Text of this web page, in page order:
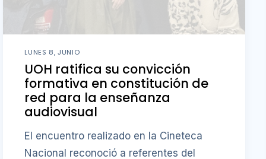
LUNES 8, JUNIO
UOH ratifica su convicción
formativa en constitución de
red para la enseñanza
audiovisual
El encuentro realizado en la Cineteca
Nacional reconoció a referentes del